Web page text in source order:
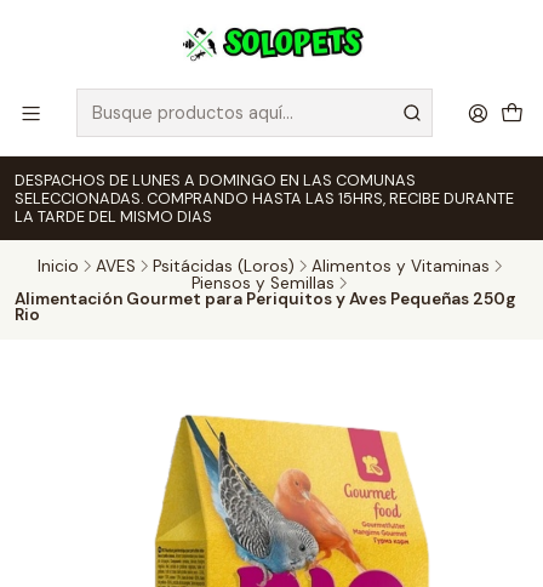
DESPACHOS DE LUNES A DOMINGO EN LAS COMUNAS
SELECCIONADAS. COMPRANDO HASTA LAS 15HRS, RECIBE DURANTE
LA TARDE DEL MISMO DIAS
Inicio AVES Psitácidas (Loros)
Alimentos y Vitaminas
Piensos y Semillas
Alimentación Gourmet para Periquitos y Aves Pequeñas 250g
Rio